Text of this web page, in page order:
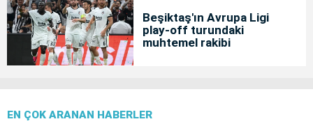
Beşiktaş'ın Avrupa Ligi
play-off turundaki
muhtemel rakibi
EN ÇOK ARANAN HABERLER